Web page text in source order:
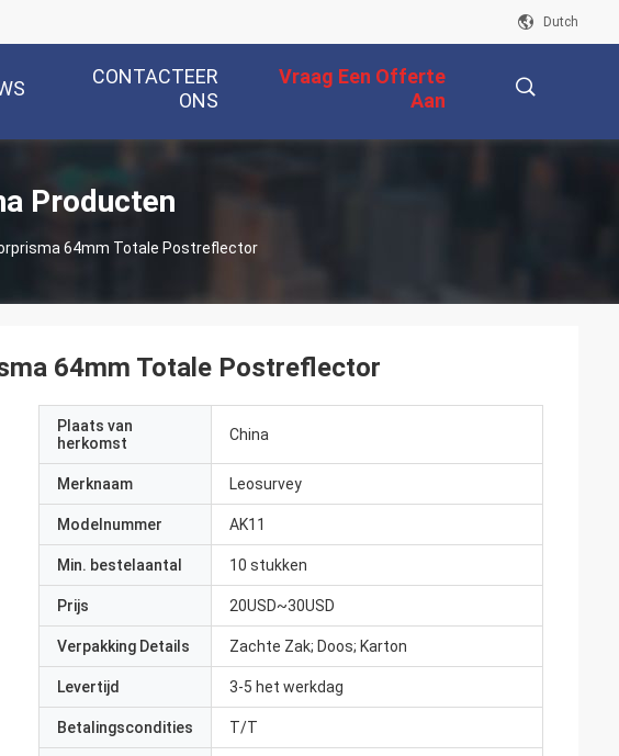
Dutch
CONTACTEER
ONS
Vraag Een Offerte
Aan
Producten
64mm Totale Postreflector
64mm Totale Postreflector
Plaats van
herkomst
China
Merknaam Leosurvey
Modelnummer AK11
Min. bestelaantal 10 stukken
Prijs 20USD~30USD
Verpakking Details Zachte Zak; Doos; Karton
Levertijd 3-5 het werkdag
Betalingscondities T/T